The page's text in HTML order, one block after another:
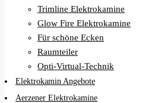
Trimline Elektrokamine
Glow Fire Elektrokamine
Für schöne Ecken
Raumteiler
Opti-Virtual-Technik
Elektrokamin Angebote
Aerzener Elektrokamine